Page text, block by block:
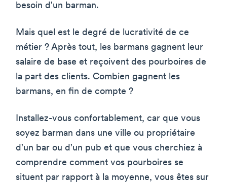
besoin d'un barman.
Mais quel est le degré de lucrativité de ce
métier ? Après tout, les barmans gagnent leur
salaire de base et reçoivent des pourboires de
la part des clients. Combien gagnent les
barmans, en fin de compte ?
Installez-vous confortablement, car que vous
soyez barman dans une ville ou propriétaire
d'un bar ou d'un pub et que vous cherchiez à
comprendre comment vos pourboires se
situent par rapport à la moyenne, vous êtes sur